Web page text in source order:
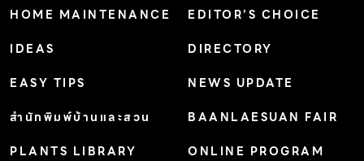
HOME MAINTENANCE
IDEAS
EASY TIPS
สำนักพิมพ์บ้านและสวน
PLANTS LIBRARY
EDITOR’S CHOICE
DIRECTORY
NEWS UPDATE
BAANLAESUAN FAIR
ONLINE PROGRAM